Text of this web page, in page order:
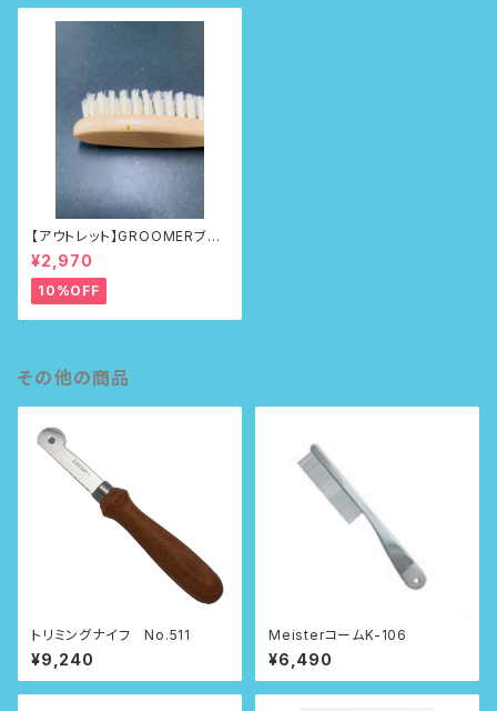
【アウトレット】GROOMERブラ
シ No.100First
¥2,970
10%OFF
その他の商品
トリミングナイフ No.511
¥9,240
MeisterコームK-106
¥6,490